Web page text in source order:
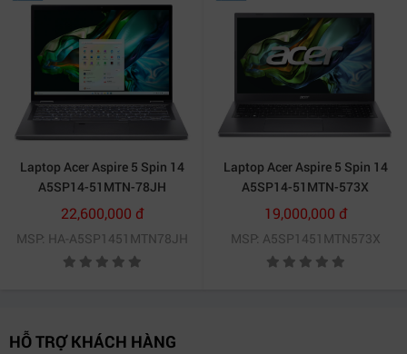
Laptop Acer Aspire 5 Spin 14
A5SP14-51MTN-78JH
NX.KHTSV.003 (Intel Core i7-
1355U | 16GB | 512GB | Intel
Iris Xe | 14 inch WUXGA | Win
11 | Đen)
22,600,000 đ
MSP: HA-A5SP1451MTN78JH
Laptop Acer Aspire 5 Spin 14
A5SP14-51MTN-573X
NX.KHKSV.002 (Intel Core i5-
1335U | 16GB | 512GB | Intel
Iris Xe | 14 inch WUXGA | Win
11 | Xám)
19,000,000 đ
MSP: A5SP1451MTN573X
HỖ TRỢ KHÁCH HÀNG